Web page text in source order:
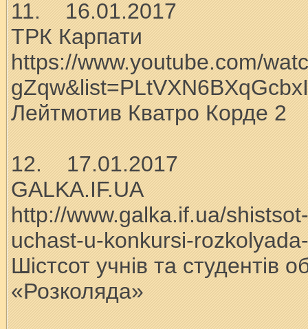
11. 16.01.2017
ТРК Карпати
https://www.youtube.com/
Лейтмотив Кватро Корде 2
12. 17.01.2017
GALKA.IF.UA
http://www.galka.if.ua/
uchast-u-konkursi-
Шістсот учнів та студентів
«Розколяда»